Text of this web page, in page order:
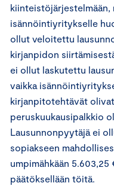
isännöintiyritykselle
ollut veloitettu
kirjanpidon
ei ollut laskutettu
vaikka
kirjanpitotehtävät
peruskuukausipalkkio
Lausunnonpyytäjä ei
sopiakseen
umpimähkään
päätöksellään töitä.